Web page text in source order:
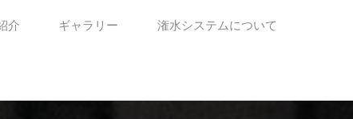
介 ギャラリー 潅水システムについて